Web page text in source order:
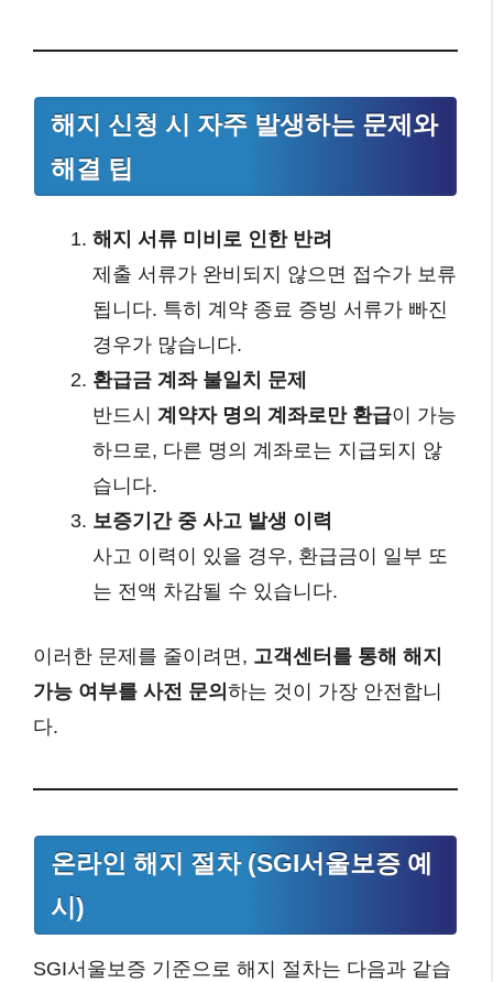
해지 신청 시 자주 발생하는 문제와
해결 팁
해지 서류 미비로 인한 반려
제출 서류가 완비되지 않으면 접수가 보류
됩니다. 특히 계약 종료 증빙 서류가 빠진
경우가 많습니다.
환급금 계좌 불일치 문제
반드시 계약자 명의 계좌로만 환급이 가능
하므로, 다른 명의 계좌로는 지급되지 않
습니다.
보증기간 중 사고 발생 이력
사고 이력이 있을 경우, 환급금이 일부 또
는 전액 차감될 수 있습니다.
이러한 문제를 줄이려면, 고객센터를 통해 해지
가능 여부를 사전 문의 하는 것이 가장 안전합니
다.
온라인 해지 절차 (SGI서울보증 예
시)
SGI서울보증 기준으로 해지 절차는 다음과 같습